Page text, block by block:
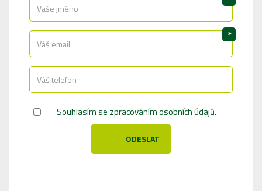
*
Souhlasím se zpracováním osobních údajů.